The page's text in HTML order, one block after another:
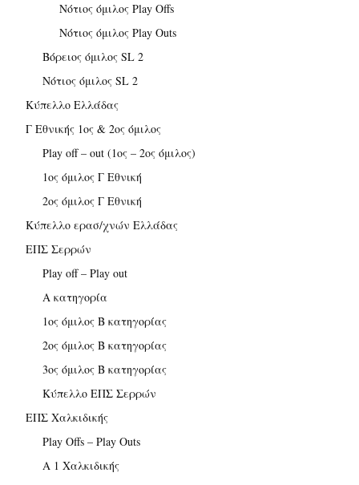
Νότιος όμιλος Play Offs
Νότιος όμιλος Play Outs
Βόρειος όμιλος SL 2
Νότιος όμιλος SL 2
Κύπελλο Ελλάδας
Γ Εθνικής 1ος & 2ος όμιλος
Play off – out (1ος – 2ος όμιλος)
1ος όμιλος Γ Εθνική
2ος όμιλος Γ Εθνική
Κύπελλο ερασ/χνών Ελλάδας
ΕΠΣ Σερρών
Play off – Play out
Α κατηγορία
1ος όμιλος Β κατηγορίας
2ος όμιλος Β κατηγορίας
3ος όμιλος Β κατηγορίας
Κύπελλο ΕΠΣ Σερρών
ΕΠΣ Χαλκιδικής
Play Offs – Play Outs
Α 1 Χαλκιδικής